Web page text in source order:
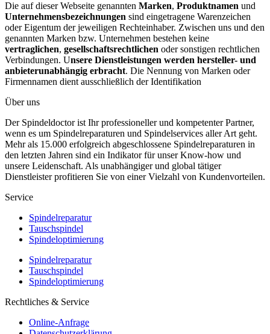
Die auf dieser Webseite genannten Marken, Produktnamen und
Unternehmensbezeichnungen sind eingetragene Warenzeichen
oder Eigentum der jeweiligen Rechteinhaber. Zwischen uns und den
genannten Marken bzw. Unternehmen bestehen keine
vertraglichen, gesellschaftsrechtlichen oder sonstigen rechtlichen
Verbindungen. Unsere Dienstleistungen werden hersteller- und
anbieterunabhängig erbracht. Die Nennung von Marken oder
Firmennamen dient ausschließlich der Identifikation
Über uns
Der Spindeldoctor ist Ihr professioneller und kompetenter Partner,
wenn es um Spindelreparaturen und Spindelservices aller Art geht.
Mehr als 15.000 erfolgreich abgeschlossene Spindelreparaturen in
den letzten Jahren sind ein Indikator für unser Know-how und
unsere Leidenschaft. Als unabhängiger und global tätiger
Dienstleister profitieren Sie von einer Vielzahl von Kundenvorteilen.
Service
Spindelreparatur
Tauschspindel
Spindeloptimierung
Spindelreparatur
Tauschspindel
Spindeloptimierung
Rechtliches & Service
Online-Anfrage